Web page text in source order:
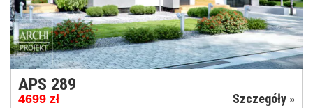
APS 289
4699 zł Szczegóły »